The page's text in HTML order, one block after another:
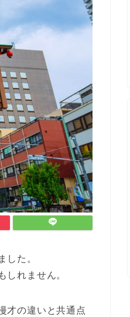
した。
しれません。
才の違いと共通点